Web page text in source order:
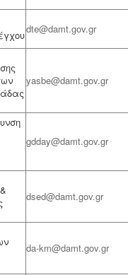
dte@damt.gov.gr
yasbe@damt.gov.gr
gdday@damt.gov.gr
dsed@damt.gov.gr
da-km@damt.gov.gr